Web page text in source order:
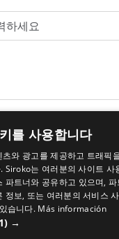
하세요
를 사용합니다
와 광고를 제공하고 트래픽
Siroko는 여러분의 사이트 사
파트너와 공유하고 있으며,
정보, 또는 여러분의 서비스
습니다. Más información
→